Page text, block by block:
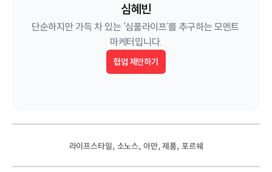
심혜빈
단순하지만 가득 차 있는 '심풀라이프'를 추구하는 모멘트
마케터입니다.
협업 제안하기
라이프스타일, 소노스, 아만, 제품, 포르쉐